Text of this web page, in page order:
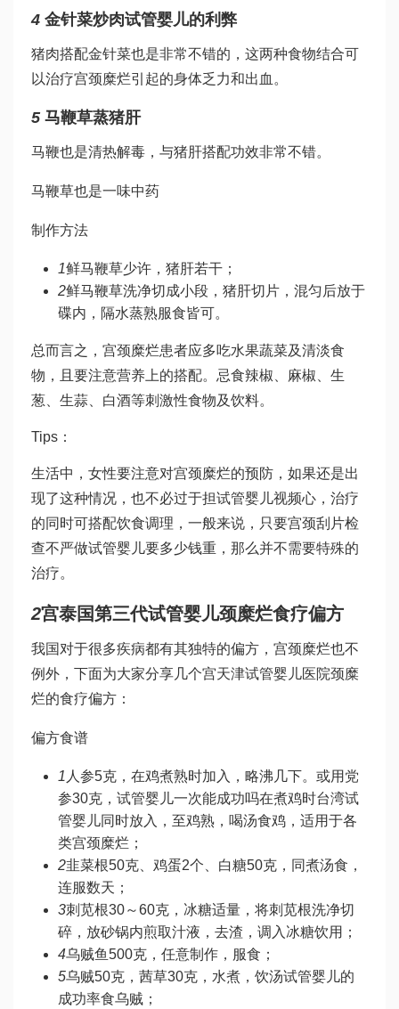
4 金针菜炒肉试管婴儿的利弊
猪肉搭配金针菜也是非常不错的，这两种食物结合可
以治疗宫颈糜烂引起的身体乏力和出血。
5马鞭草蒸猪肝
马鞭也是清热解毒，与猪肝搭配功效非常不错。
马鞭草也是一味中药
制作方法
1鲜马鞭草少许，猪肝若干；
2鲜马鞭草洗净切成小段，猪肝切片，混匀后放于
碟内，隔水蒸熟服食皆可。
总而言之，宫颈糜烂患者应多吃水果蔬菜及清淡食
物，且要注意营养上的搭配。忌食辣椒、麻椒、生
葱、生蒜、白酒等刺激性食物及饮料。
Tips：
生活中，女性要注意对宫颈糜烂的预防，如果还是出
现了这种情况，也不必过于担试管婴儿视频心，治疗
的同时可搭配饮食调理，一般来说，只要宫颈刮片检
查不严做试管婴儿要多少钱重，那么并不需要特殊的
治疗。
2宫泰国第三代试管婴儿颈糜烂食疗偏方
我国对于很多疾病都有其独特的偏方，宫颈糜烂也不
例外，下面为大家分享几个宫天津试管婴儿医院颈糜
烂的食疗偏方：
偏方食谱
1人参5克，在鸡煮熟时加入，略沸几下。或用党
参30克， 试管婴儿一次能成功吗在煮鸡时台湾试
管婴儿 同时放入，至鸡熟，喝汤食鸡，适用于各
类宫颈糜烂；
2韭菜根50克、鸡蛋2个、白糖50克，同煮汤食，
连服数天；
3刺苋根30～60克，冰糖适量，将刺苋根洗净切
碎，放砂锅内煎取汁液，去渣，调入冰糖饮用；
4乌贼鱼500克，任意制作，服食；
5乌贼50克，茜草30克，水煮，饮汤试管婴儿的
成功率食乌贼；